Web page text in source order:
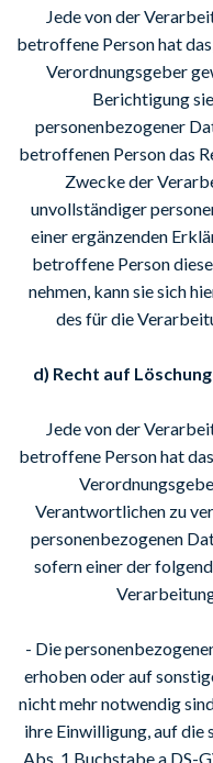
Jede von der
betroffene Person hat
Verordnungsgeber
Berichtigung
personenbezogener
betroffenen Person das
Zwecke der
unvollständiger
einer ergänzenden
betroffene Person
nehmen, kann sie sich
des für die
d) Recht auf
Jede von der
betroffene Person hat
Verantwortlichen zu
personenbezogenen
sofern einer der
- Die
erhoben oder auf
nicht mehr notwendig
ihre Einwilligung, auf
Abs. 1 Buchstabe a DS-